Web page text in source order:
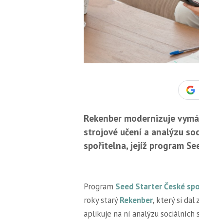
Rekenber modernizuje
strojové učení a analýzu
spořitelna, jejíž program
Program Seed Starter České
roky starýRekenber, který si dal
aplikuje na ní analýzu